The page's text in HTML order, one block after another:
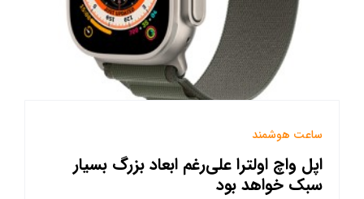
ساعت هوشمند
اپل واچ اولترا علی‌رغم ابعاد بزرگ بسیار
سبک خواهد بود